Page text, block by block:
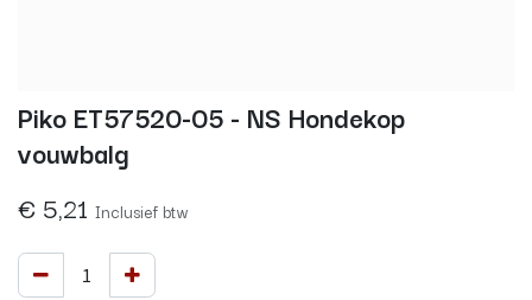
Piko ET57520-05 - NS Hondekop
vouwbalg
€ 5,21 Inclusief btw